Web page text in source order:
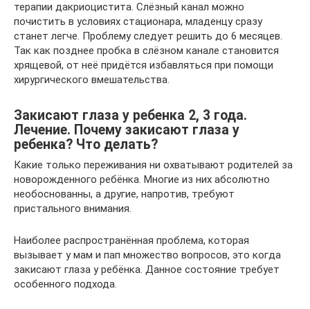
терапии дакриоцистита. Слёзный канал можно
почистить в условиях стационара, младенцу сразу
станет легче. Проблему следует решить до 6 месяцев.
Так как позднее пробка в слёзном канале становится
хрящевой, от неё придётся избавляться при помощи
хирургического вмешательства.
Закисают глаза у ребенка 2, 3 года.
Лечение. Почему закисают глаза у
ребенка? Что делать?
Какие только переживания ни охватывают родителей за
новорожденного ребёнка. Многие из них абсолютно
необоснованны, а другие, напротив, требуют
пристального внимания.
Наиболее распространённая проблема, которая
вызывает у мам и пап множество вопросов, это когда
закисают глаза у ребёнка. Данное состояние требует
особенного подхода.